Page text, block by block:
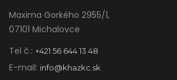
Maxima Gorkého 2955/1,
07101 Michalovce
Tel č.: +421 56 644 13 48
E-mail: info@khazkc.sk